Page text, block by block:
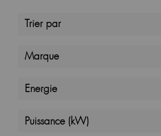
Trier par
Marque
Energie
Puissance (kW)